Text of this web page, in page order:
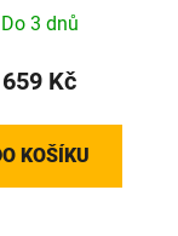
Do 3 dnů
659 Kč
KOŠÍKU